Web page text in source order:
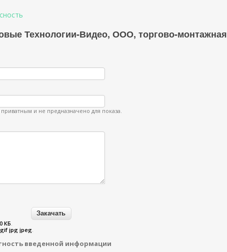
Технологии-Видео, ООО, торгово-монтажная
и не предназначено для показа.
КБ.
jpg jpeg.
введенной информации